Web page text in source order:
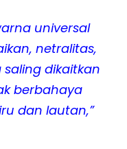
universal
netralitas,
dikaitkan
berbahaya
dan lautan,”